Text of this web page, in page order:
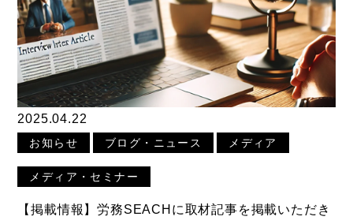
2025.04.22
お知らせ ブログ・ニュース メディア
メディア・セミナー
【掲載情報】労務SEACHに取材記事を掲載いただき